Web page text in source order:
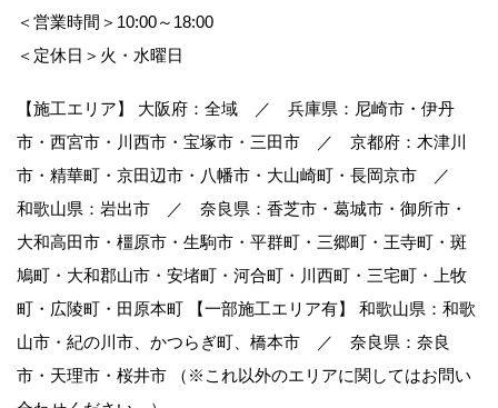
＜営業時間＞10:00～18:00
＜定休日＞火・水曜日
【施工エリア】 大阪府：全域 ／ 兵庫県：尼崎市・伊丹
市・西宮市・川西市・宝塚市・三田市 ／ 京都府：木津川
市・精華町・京田辺市・八幡市・大山崎町・長岡京市 ／
和歌山県：岩出市 ／ 奈良県：香芝市・葛城市・御所市・
大和高田市・橿原市・生駒市・平群町・三郷町・王寺町・斑
鳩町・大和郡山市・安堵町・河合町・川西町・三宅町・上牧
町・広陵町・田原本町 【一部施工エリア有】 和歌山県：和歌
山市・紀の川市、かつらぎ町、橋本市 ／ 奈良県：奈良
市・天理市・桜井市 （※これ以外のエリアに関してはお問い